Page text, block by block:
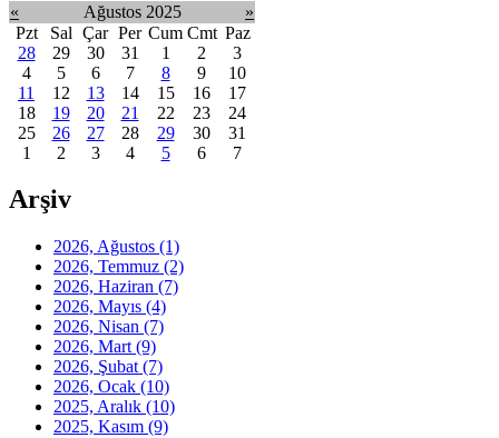
« Ağustos 2025
»
Pzt
Sal Çar Per Cum Cmt Paz
28
29 30 31 1 2
3
4
5 6 7 8 9
10
11
12 13 14 15 16
17
18
19 20 21 22 23
24
25
26 27 28 29 30
31
1
2 3 4 5 6 7
Arşiv
2026, Ağustos (1)
2026, Temmuz (2)
2026, Haziran (7)
2026, Mayıs (4)
2026, Nisan (7)
2026, Mart (9)
2026, Şubat (7)
2026, Ocak (10)
2025, Aralık (10)
2025, Kasım (9)